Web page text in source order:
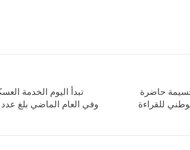
حاضرة
للقراءة
تبدأ اليوم الخدمة
وفي العام الماضي بلغ